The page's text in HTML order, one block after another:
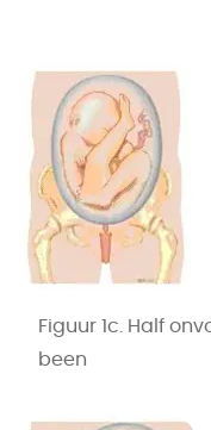
Figuur 1c. Half
been